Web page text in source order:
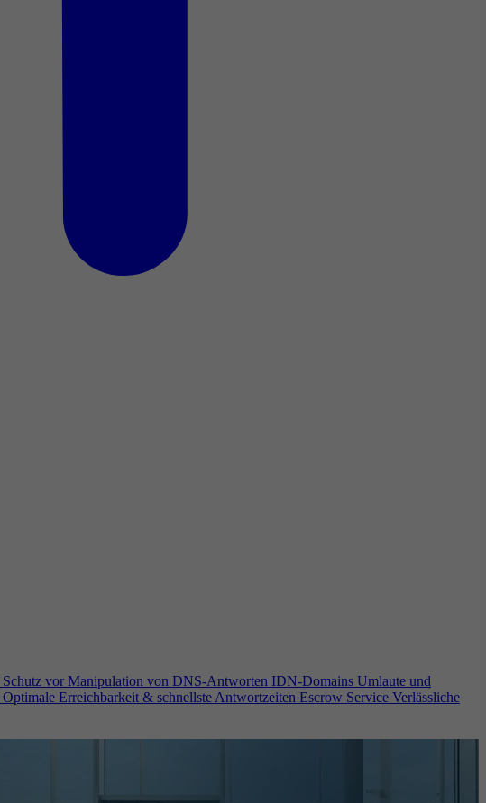
Schutz vor Manipulation von DNS-Antworten IDN-Domains Umlaute und
Optimale Erreichbarkeit & schnellste Antwortzeiten Escrow Service Verlässliche